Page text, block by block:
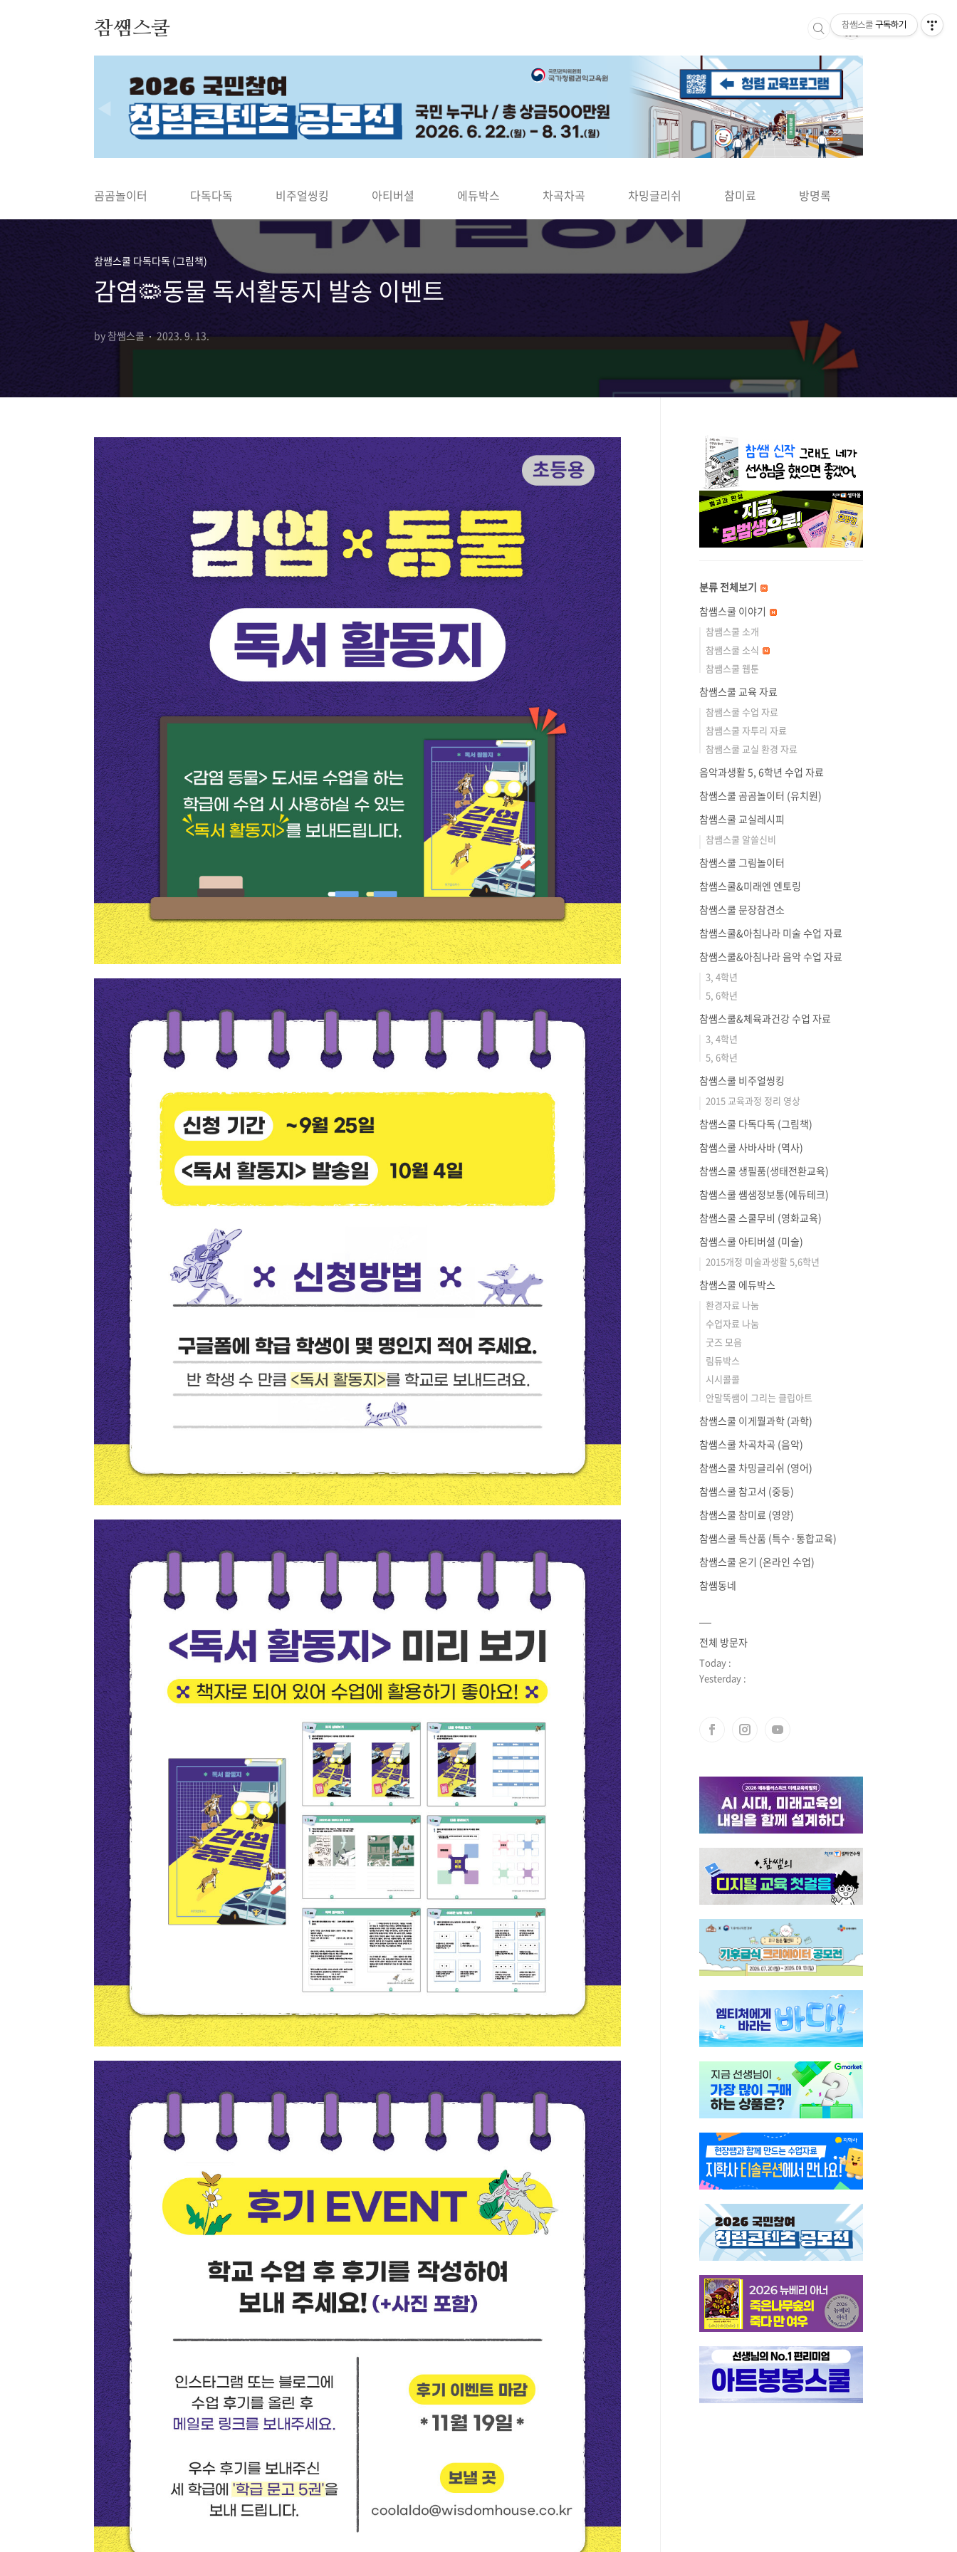
참쌤스쿨
▶
곰곰놀이터 다독다독 비주얼씽킹 아티버셜 에듀박스 차곡차곡 차밍글리쉬 참미료 방명록
참쌤스쿨 다독다독 (그림책)
감염🦠동물 독서활동지 발송 이벤트
by 참쌤스쿨 2023. 9. 13.
분류 전체보기
참쌤스쿨 이야기
참쌤스쿨 소개
참쌤스쿨 소식
참쌤스쿨 웹툰
참쌤스쿨 교육 자료
참쌤스쿨 수업 자료
참쌤스쿨 자투리 자료
참쌤스쿨 교실 환경 자료
음악과생활 5, 6학년 수업 자료
참쌤스쿨 곰곰놀이터 (유치원)
참쌤스쿨 교실레시피
참쌤스쿨 알쓸신비
참쌤스쿨 그림놀이터
참쌤스쿨&미래엔 엔토링
참쌤스쿨 문장참견소
참쌤스쿨&아침나라 미술 수업 자료
참쌤스쿨&아침나라 음악 수업 자료
3, 4학년
5, 6학년
참쌤스쿨&체육과건강 수업 자료
3, 4학년
5, 6학년
참쌤스쿨 비주얼씽킹
2015 교육과정 정리 영상
참쌤스쿨 다독다독 (그림책)
참쌤스쿨 사바사바 (역사)
참쌤스쿨 생필품(생태전환교육)
참쌤스쿨 쌤샘정보통(에듀테크)
참쌤스쿨 스쿨무비 (영화교육)
참쌤스쿨 아티버셜 (미술)
2015개정 미술과생활 5,6학년
참쌤스쿨 에듀박스
환경자료 나눔
수업자료 나눔
굿즈 모음
림듀박스
시시콜콜
안말뚝쌤이 그리는 클립아트
참쌤스쿨 이게뭘과학 (과학)
참쌤스쿨 차곡차곡 (음악)
참쌤스쿨 차밍글리쉬 (영어)
참쌤스쿨 참고서 (중등)
참쌤스쿨 참미료 (영양)
참쌤스쿨 특산품 (특수·통합교육)
참쌤스쿨 온기 (온라인 수업)
참쌤동네
전체 방문자
Today :
Yesterday :
참쌤스쿨 구독하기